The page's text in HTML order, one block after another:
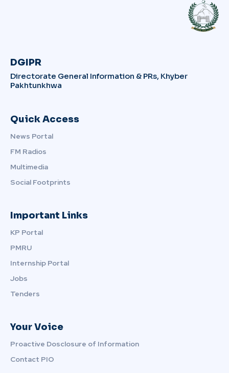
DGIPR
Directorate General Information & PRs, Khyber
Pakhtunkhwa
Quick Access
News Portal
FM Radios
Multimedia
Social Footprints
Important Links
KP Portal
PMRU
Internship Portal
Jobs
Tenders
Your Voice
Proactive Dosclosure of Information
Contact PIO